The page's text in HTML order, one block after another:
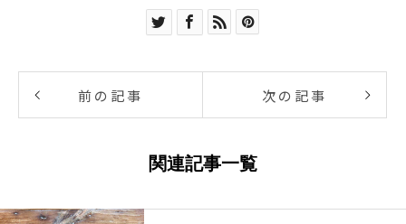
前の記事 次の記事
関連記事一覧